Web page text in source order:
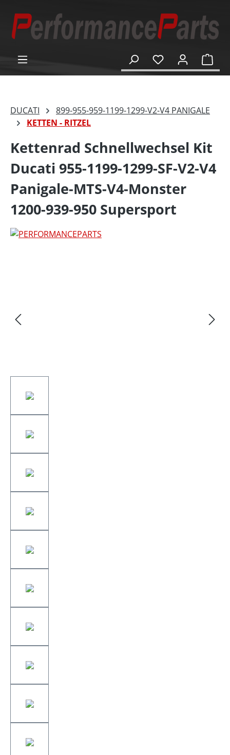
springen
DUCATI
899-955-959-1199-1299-V2-V4 PANIGALE
KETTEN - RITZEL
Kettenrad Schnellwechsel Kit
Ducati 955-1199-1299-SF-V2-V4
Panigale-MTS-V4-Monster
1200-939-950 Supersport